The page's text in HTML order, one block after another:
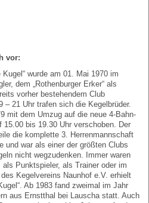
vor:
wurde am 01. Mai 1970 im
dem „Rothenburger Erker“ als
vorher bestehendem Club
– 21 Uhr trafen sich die Kegelbrüder.
mit dem Umzug auf die neue 4-Bahn-
bis 19.30 Uhr verschoben. Der
die komplette 3. Herrenmannschaft
und war als einer der größten Clubs
nicht wegzudenken. Immer waren
Punktspieler, als Trainer oder im
Kegelvereins Naunhof e.V. erhielt
Ab 1983 fand zweimal im Jahr
aus Ernstthal bei Lauscha statt. Auch